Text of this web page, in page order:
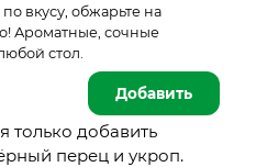
вкусу, обжарьте на
Ароматные, сочные
стол.
Добавить
только добавить
перец и укроп.